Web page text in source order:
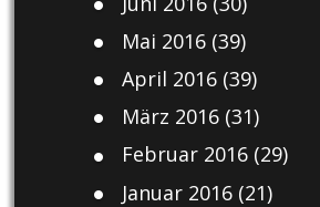
Mai 2016(39)
April 2016(39)
März 2016(31)
Februar 2016(29)
Januar 2016(21)